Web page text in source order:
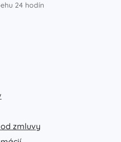
24 hodín
zmluvy